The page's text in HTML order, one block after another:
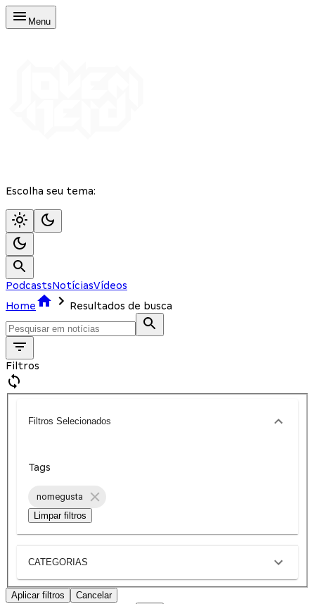
Menu
Escolha seu tema:
PodcastsNotíciasVídeos
Home
Resultados de busca
Filtros
Filtros Selecionados
Tags
nomegusta
Limpar filtros
CATEGORIAS
Aplicar filtros Cancelar